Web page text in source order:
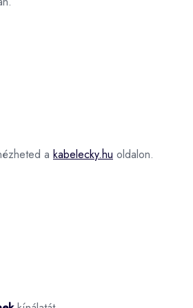
a kabelecky.hu oldalon.